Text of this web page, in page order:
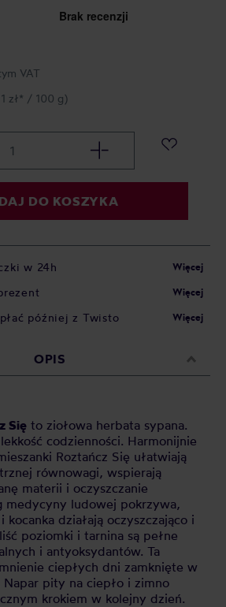
VAT
zł* / 100 g)
DO KOSZYKA
w 24h Więcej
Więcej
później z Twisto Więcej
OPIS
Się to ziołowa herbata sypana.
codzienności. Harmonijnie
Roztańcz Się ułatwiają
równowagi, wspierają
materii i oczyszczanie
medycyny ludowej pokrzywa,
działają oczyszczająco i
poziomki i tarnina są pełne
i antyoksydantów. Ta
ciepłych dni zamknięte w
Napar pity na ciepło i zimno
krokiem w kolejny dzień.